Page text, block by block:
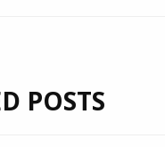
POSTS